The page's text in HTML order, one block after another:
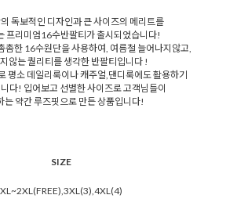
독보적인 디자인과 큰 사이즈의 메리트를
프리미엄16수반팔티가 출시되었습니다!
촘한 16수원단을 사용하여, 여름철 늘어나지않고,
않는 퀄리티를 생각한 반팔티입니다 !
평소 데일리룩이나 캐주얼,댄디룩에도 활용하기
다! 입어보고 선별한 사이즈로 고객님들이
는 약간 루즈핏으로 만든 상품입니다!
SIZE
XL~2XL(FREE),3XL(3),4XL(4)